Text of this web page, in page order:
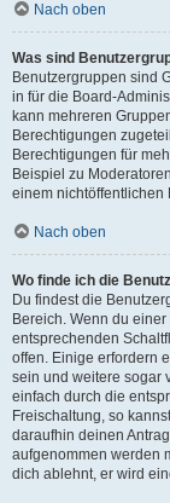
Nach oben
Was sind
Benutzergruppen sind
in für die Board-
kann mehreren
Berechtigungen
Berechtigungen für
Beispiel zu
einem nichtöffentlichen
Nach oben
Wo finde ich die
Du findest die
Bereich. Wenn du
entsprechenden
offen. Einige erfordern
sein und weitere sogar
einfach durch die
Freischaltung, so
daraufhin deinen
aufgenommen werden
dich ablehnt, er wird